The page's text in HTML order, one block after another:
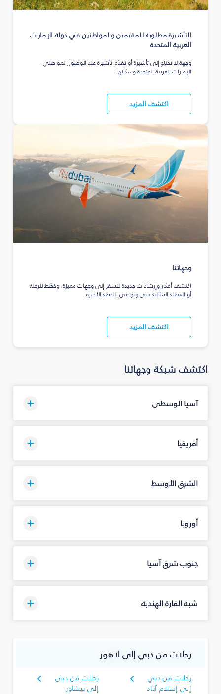
التأشيرة مطلوبة للمقيمين والمواطنين في دولة الإمارات
العربية المتحدة
وجهة لا تحتاج إلى تأشيرة أو تقدّم تأشيرة عند الوصول لمواطني
الإمارات العربية المتحدة وسكانها.
اكتشف المزيد
وجهاتنا
اكتشف أفكار وإرشادات جديدة للسفر إلى وجهات مميزة، وخطّط للرحلة
أو العطلة المثالية حتى ولو في اللحظة الأخيرة.
اكتشف المزيد
اكتشف شبكة وجهاتنا
آسيا الوسطى
أفريقيا
الشرق الأوسط
أوروبا
جنوب شرق آسيا
شبه القارة الهندية
رحلات من دبي إلى لاهور
رحلات من دبي
إلى إسلام آباد
رحلات من دبي
إلى بيشاور